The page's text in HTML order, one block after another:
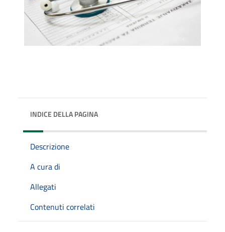
INDICE DELLA PAGINA
Descrizione
A cura di
Allegati
Contenuti correlati